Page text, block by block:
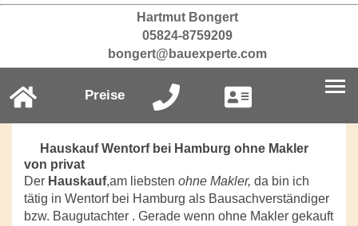
Hartmut Bongert
05824-8759209
bongert@bauexperte.com
Preise
Hauskauf Wentorf bei Hamburg ohne Makler
von privat
Der Hauskauf,am liebsten ohne Makler, da bin ich
tätig in Wentorf bei Hamburg als Bausachverständiger
bzw. Baugutachter . Gerade wenn ohne Makler gekauft